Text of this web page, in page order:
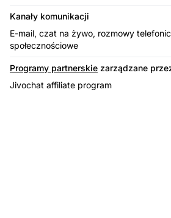
Kanały komunikacji
E-mail, czat na żywo, rozmowy
społecznościowe
Programy partnerskie zarządzane
Jivochat affiliate program